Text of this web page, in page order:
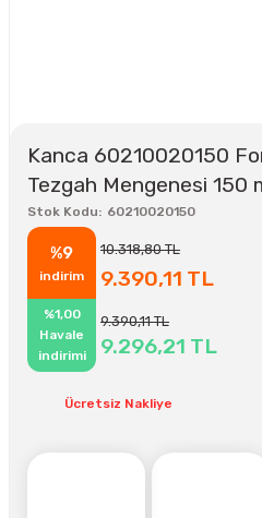
Kanca 60210020150
Tezgah Mengenesi 150
Stok Kodu 60210020150
%9
indirim
10.318,80 TL
9.390,11 TL
%1,00
Havale
indirimi
9.390,11 TL
9.296,21 TL
Ücretsiz Nakliye